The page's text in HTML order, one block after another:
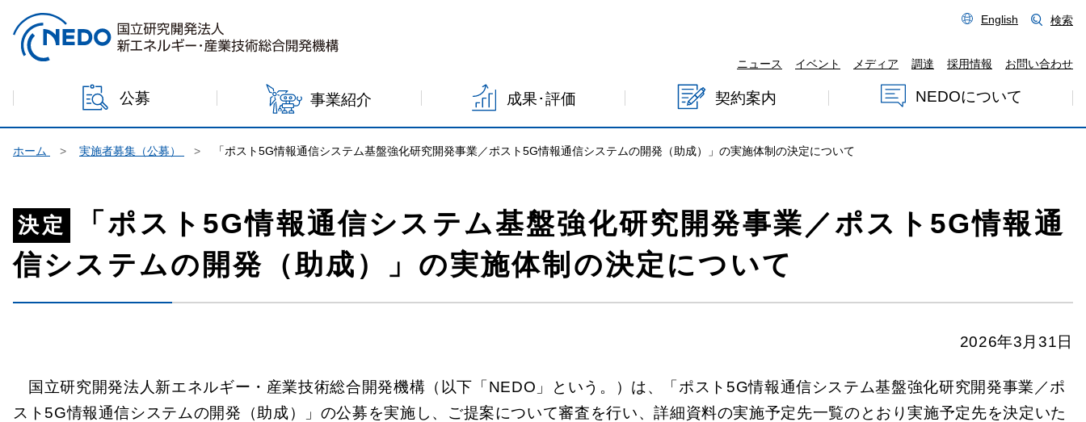
本文へジャンプ
English 検索
ニュース イベント メディア 調達 採用情報 お問い合わせ
公募 事業紹介 成果･評価 契約案内 NEDOについて
ホーム 実施者募集（公募） 「ポスト5G情報通信システム基盤強化研究開発事業／ポスト5G情報通信システムの開発（助成）」の実施体制の決定について
決定
「ポスト5G情報通信システム基盤強化研究開発事業／ポスト5G情報通
信システムの開発（助成）」の実施体制の決定について
2026年3月31日
国立研究開発法人新エネルギー・産業技術総合開発機構（以下「NEDO」という。）は、「ポスト5G情報通信システム基盤強化研究開発事業／ポ
スト5G情報通信システムの開発（助成）」の公募を実施し、ご提案について審査を行い、詳細資料の実施予定先一覧のとおり実施予定先を決定いた